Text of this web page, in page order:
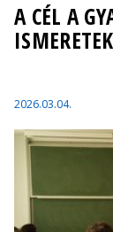
A CÉL A
2026.03.04.